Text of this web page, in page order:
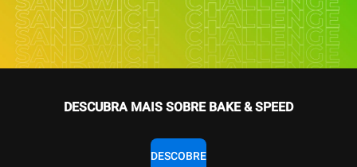
DESCUBRA MAIS SOBRE BAKE & SPEED
DESCOBRE